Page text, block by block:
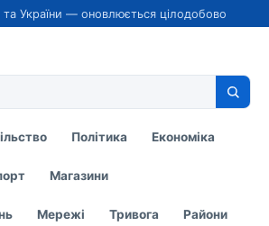
України — оновлюється цілодобово
Політика Економіка
Магазини
Мережі Тривога Райони